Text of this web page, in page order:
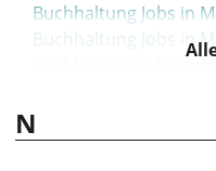
Buchhaltung Jobs in
Buchhaltung Jobs in
Buchhaltung Jobs in
Buchhaltung Jobs in
N